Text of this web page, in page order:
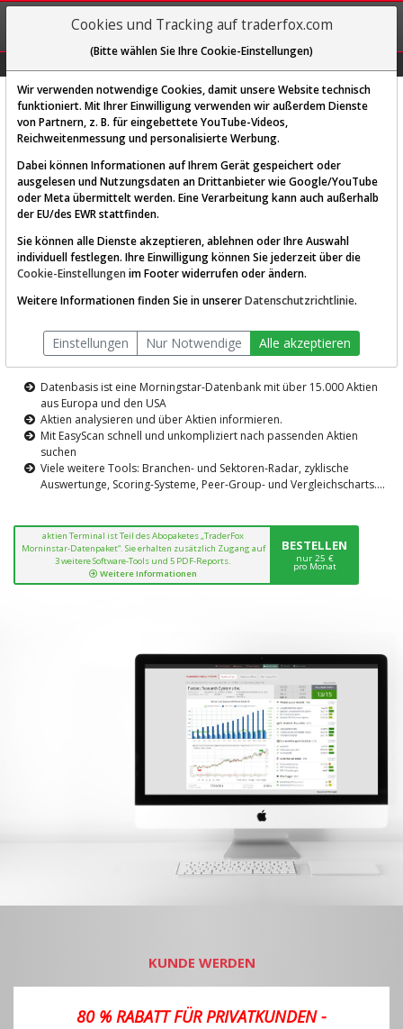
REGIS-
TRIEREN
Diese Funktion ist nur für
AKTIEN-TERMINAL
Die Aktienanalyse-Plattform von
TraderFox
Datenbasis ist eine Morningstar-Datenbank mit über 15.000 Aktien
aus Europa und den USA
Aktien analysieren und über Aktien informieren.
Mit EasyScan schnell und unkompliziert nach passenden Aktien
suchen
Viele weitere Tools: Branchen- und Sektoren-Radar, zyklische
Auswertunge, Scoring-Systeme, Peer-Group- und Vergleichscharts....
aktien Terminal ist Teil des Abopaketes „TraderFox
Morninstar-Datenpaket“. Sie erhalten zusätzlich Zugang auf
3 weitere Software-Tools und 5 PDF-Reports.
Weitere Informationen
BESTELLEN
nur 25 €
pro Monat
KUNDE WERDEN
80 % RABATT FÜR PRIVATKUNDEN -
Cookies und Tracking auf traderfox.com
(Bitte wählen Sie Ihre Cookie-Einstellungen)
Wir verwenden notwendige Cookies, damit unsere Website technisch
funktioniert. Mit Ihrer Einwilligung verwenden wir außerdem Dienste
von Partnern, z. B. für eingebettete YouTube-Videos,
Reichweitenmessung und personalisierte Werbung.
Dabei können Informationen auf Ihrem Gerät gespeichert oder
ausgelesen und Nutzungsdaten an Drittanbieter wie Google/YouTube
oder Meta übermittelt werden. Eine Verarbeitung kann auch außerhalb
der EU/des EWR stattfinden.
Sie können alle Dienste akzeptieren, ablehnen oder Ihre Auswahl
individuell festlegen. Ihre Einwilligung können Sie jederzeit über die
Cookie-Einstellungen im Footer widerrufen oder ändern.
Weitere Informationen finden Sie in unsererDatenschutzrichtlinie.
Einstellungen Nur Notwendige Alle akzeptieren